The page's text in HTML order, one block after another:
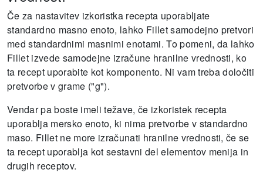
Če za nastavitev izkoristka recepta uporabljate
standardno masno enoto, lahko Fillet samodejno pretvori
med standardnimi masnimi enotami. To pomeni, da lahko
Fillet izvede samodejne izračune hranilne vrednosti, ko
ta recept uporabite kot komponento. Ni vam treba določiti
pretvorbe v grame ("g").
Vendar pa boste imeli težave, če izkoristek recepta
uporablja mersko enoto, ki nima pretvorbe v standardno
maso. Fillet ne more izračunati hranilne vrednosti, če se
ta recept uporablja kot sestavni del elementov menija in
drugih receptov.